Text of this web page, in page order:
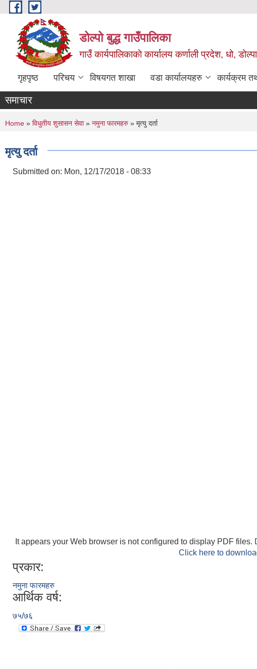
Skip to main content
डोल्पो बुद्ध गाउँपालिका
गाउँ कार्यपालिकाकाे कार्यालय कर्णाली प्रदेश, धो, डोल्पा
गृहपृष्ठ परिचय विषयगत शाखा वडा कार्यालयहरु कार्यक्रम
समाचार
You are here
Home » विधुतीय शुसासन सेवा» नमुना फारमहरु » मृत्यु दर्ता
मृत्यु दर्ता
Submitted on: Mon, 12/17/2018 - 08:33
It appears your Web browser is not configured to display PDF files.
Click here to
प्रकार:
नमुना फारमहरु
आर्थिक वर्ष:
७५/७६